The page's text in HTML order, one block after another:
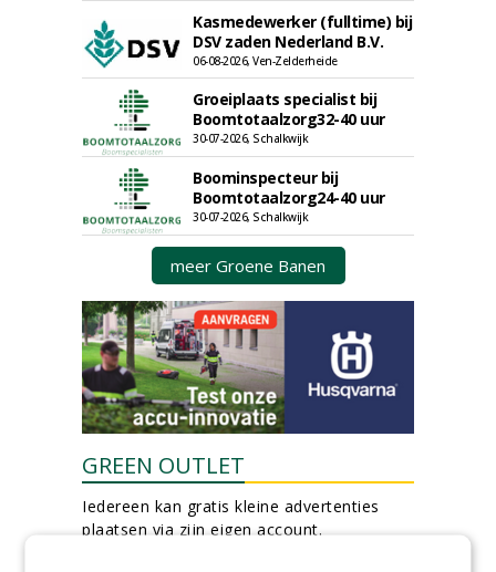
Kasmedewerker (fulltime) bij
DSV zaden Nederland B.V.
06-08-2026, Ven-Zelderheide
Groeiplaats specialist bij
Boomtotaalzorg32-40 uur
30-07-2026, Schalkwijk
Boominspecteur bij
Boomtotaalzorg24-40 uur
30-07-2026, Schalkwijk
meer Groene Banen
GREEN OUTLET
Iedereen kan gratis kleine advertenties
plaatsen via zijn eigen account.